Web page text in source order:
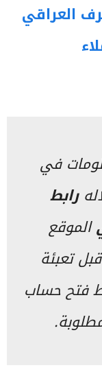
العراقي
في
رابط
الموقع
تعبئة
فتح حساب